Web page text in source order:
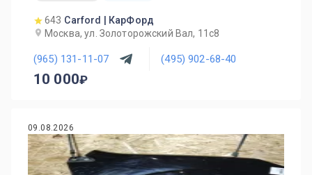
643 Carford | КарФорд
Москва, ул. Золоторожский Вал, 11с8
(965) 131-11-07 (495) 902-68-40
10 000
09.08.2026